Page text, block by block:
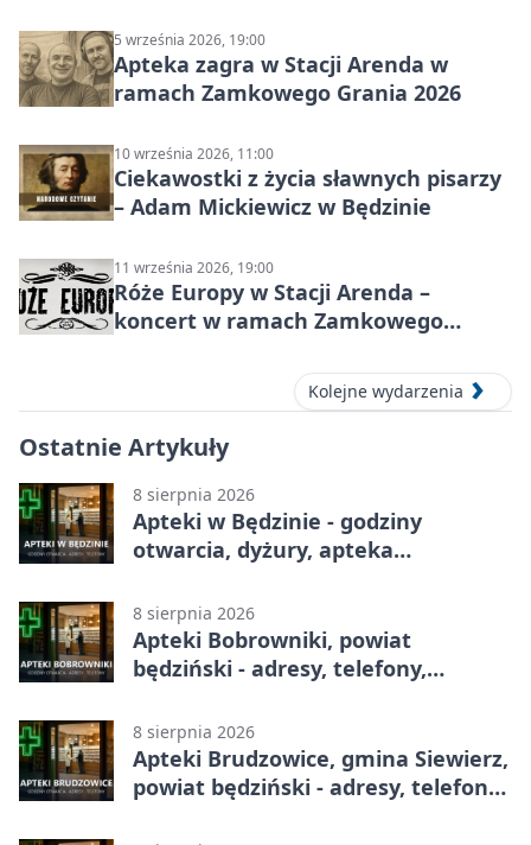
5 września 2026, 19:00
Apteka zagra w Stacji Arenda w
ramach Zamkowego Grania 2026
10 września 2026, 11:00
Ciekawostki z życia sławnych pisarzy
– Adam Mickiewicz w Będzinie
11 września 2026, 19:00
Róże Europy w Stacji Arenda –
koncert w ramach Zamkowego
Kolejne wydarzenia
Ostatnie Artykuły
8 sierpnia 2026
Apteki w Będzinie - godziny
otwarcia, dyżury, apteka
8 sierpnia 2026
Apteki Bobrowniki, powiat
będziński - adresy, telefony,
8 sierpnia 2026
Apteki Brudzowice, gmina Siewierz,
powiat będziński - adresy, telefony,